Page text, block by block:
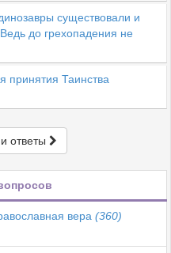
существовали и
до грехопадения не
принятия Таинства
ответы
вера (360)